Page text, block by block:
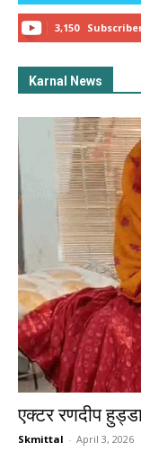
3,150
Karnal News
एक्टर रणदीप
Skmittal - April 3, 2026